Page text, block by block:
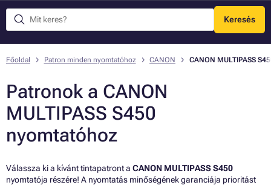
Keresés
Menü
Főoldal Patron minden nyomtatóhoz CANON CANON MULTIPASS
Patronok a CANON
MULTIPASS S450
nyomtatóhoz
Válassza ki a kívánt tintapatront a CANON MULTIPASS S450
nyomtatója részére! A nyomtatás minőségének garanciája prioritást